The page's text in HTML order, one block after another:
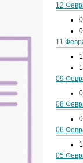
12
11
09
08
06
05